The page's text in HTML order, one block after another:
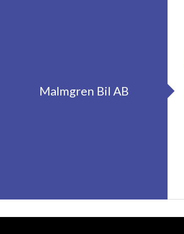
Malmgren Bil AB